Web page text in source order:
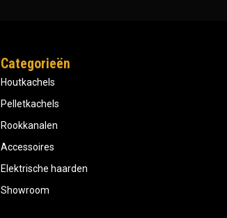
Categorieën
Houtkachels
Pelletkachels
Rookkanalen
Accessoires
Elektrische haarden
Showroom